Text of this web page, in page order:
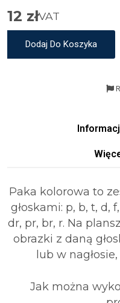
12 złVAT
Dodaj Do Koszyka
Paka kolorowa to
głoskami: p, b, t, d,
dr, pr, br, r. Na
obrazki z daną
lub w
Jak można